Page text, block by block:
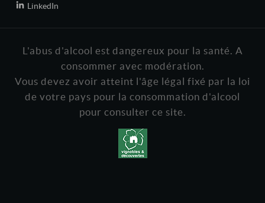
LinkedIn
L'abus d'alcool est dangereux pour la santé. A
consommer avec modération.
Vous devez avoir atteint l'âge légal fixé par la loi
de votre pays pour la consommation d'alcool
pour consulter ce site.